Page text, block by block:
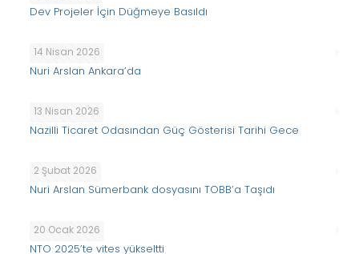
Dev Projeler İçin Düğmeye Basıldı
14 Nisan 2026
Nuri Arslan Ankara’da
13 Nisan 2026
Nazilli Ticaret Odasından Güç Gösterisi Tarihi Gece
2 Şubat 2026
Nuri Arslan Sümerbank dosyasını TOBB’a Taşıdı
20 Ocak 2026
NTO 2025’te vites yükseltti